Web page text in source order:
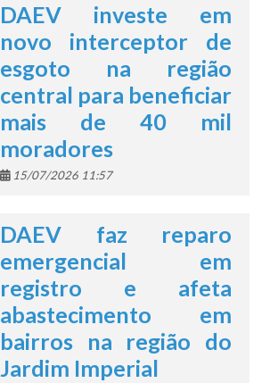
DAEV investe em
novo interceptor de
esgoto na região
central para beneficiar
mais de 40 mil
moradores
15/07/2026 11:57
DAEV faz reparo
emergencial em
registro e afeta
abastecimento em
bairros na região do
Jardim Imperial